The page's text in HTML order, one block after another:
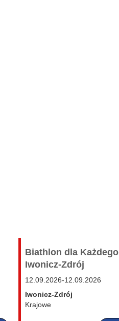
Biathlon dla Każdego
Iwonicz-Zdrój
12.09.2026-12.09.2026
Iwonicz-Zdrój
Krajowe